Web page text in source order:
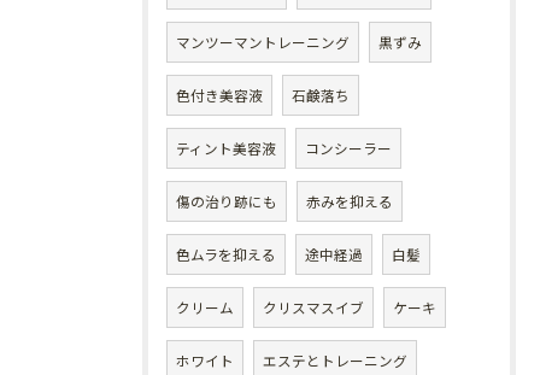
マンツーマントレーニング 黒ずみ
色付き美容液 石鹸落ち
ティント美容液 コンシーラー
傷の治り跡にも 赤みを抑える
色ムラを抑える 途中経過 白髪
クリーム クリスマスイブ ケーキ
ホワイト エステとトレーニング